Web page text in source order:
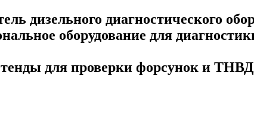
дизельного диагностического
оборудование для
для проверки форсунок и